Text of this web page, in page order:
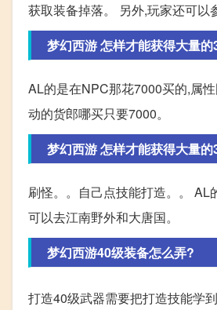
获取装备掉落。 另外,玩家还可以
梦幻西游 怎样才能获得大量
AL的是在NPC那花7000买的,属
动的货郎哪买只要7000。
梦幻西游 怎样才能获得大量
刷怪。。自己点技能打造。。
可以去江南野外和大唐国。
梦幻西游40级装备怎么弄?
打造40级武器需要把打造技能学